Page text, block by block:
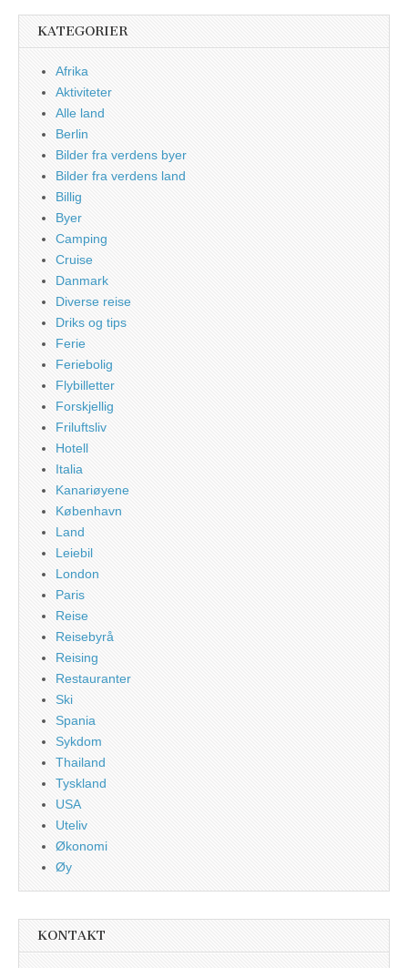
KATEGORIER
Afrika
Aktiviteter
Alle land
Berlin
Bilder fra verdens byer
Bilder fra verdens land
Billig
Byer
Camping
Cruise
Danmark
Diverse reise
Driks og tips
Ferie
Feriebolig
Flybilletter
Forskjellig
Friluftsliv
Hotell
Italia
Kanariøyene
København
Land
Leiebil
London
Paris
Reise
Reisebyrå
Reising
Restauranter
Ski
Spania
Sykdom
Thailand
Tyskland
USA
Uteliv
Økonomi
Øy
KONTAKT